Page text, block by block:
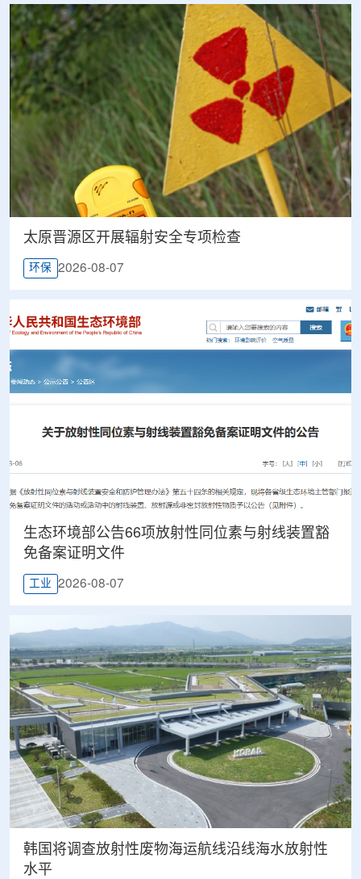
太原晋源区开展辐射安全专项检查
环保 2026-08-07
生态环境部公告66项放射性同位素与射线装置豁
免备案证明文件
工业 2026-08-07
韩国将调查放射性废物海运航线沿线海水放射性
水平